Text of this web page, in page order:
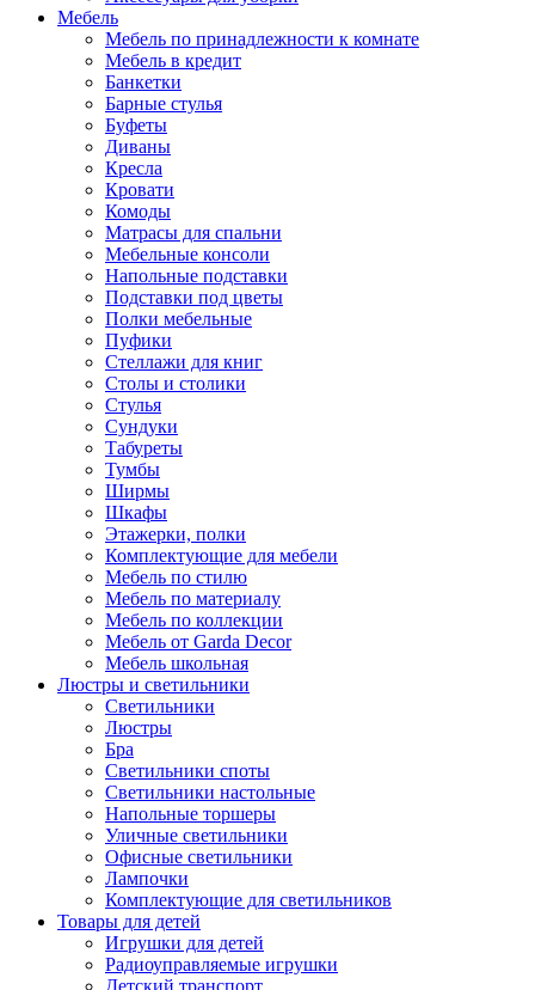
Мебель
Мебель по принадлежности к комнате
Мебель в кредит
Банкетки
Барные стулья
Буфеты
Диваны
Кресла
Кровати
Комоды
Матрасы для спальни
Мебельные консоли
Напольные подставки
Подставки под цветы
Полки мебельные
Пуфики
Стеллажи для книг
Столы и столики
Стулья
Сундуки
Табуреты
Тумбы
Ширмы
Шкафы
Этажерки, полки
Комплектующие для мебели
Мебель по стилю
Мебель по материалу
Мебель по коллекции
Мебель от Garda Decor
Мебель школьная
Люстры и светильники
Светильники
Люстры
Бра
Светильники споты
Светильники настольные
Напольные торшеры
Уличные светильники
Офисные светильники
Лампочки
Комплектующие для светильников
Товары для детей
Игрушки для детей
Радиоуправляемые игрушки
Детский транспорт